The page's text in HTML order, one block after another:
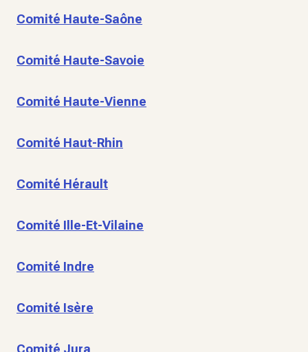
Comité Haute-Saône
Comité Haute-Savoie
Comité Haute-Vienne
Comité Haut-Rhin
Comité Hérault
Comité Ille-Et-Vilaine
Comité Indre
Comité Isère
Comité Jura